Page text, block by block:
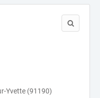
Yvette (91190)